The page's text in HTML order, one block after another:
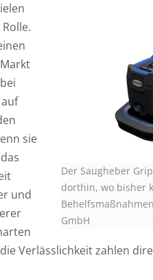
Der Saugheber
dorthin, wo bisher
GmbH
sie
und
Verlässlichkeit zahlen